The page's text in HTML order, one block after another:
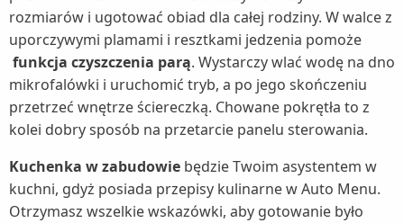
rozmiarów i ugotować obiad dla całej rodziny. W walce z
uporczywymi plamami i resztkami jedzenia pomoże
funkcja czyszczenia parą. Wystarczy wlać wodę na dno
mikrofalówki i uruchomić tryb, a po jego skończeniu
przetrzeć wnętrze ściereczką. Chowane pokrętła to z
kolei dobry sposób na przetarcie panelu sterowania.
Kuchenka w zabudowie będzie Twoim asystentem w
kuchni, gdyż posiada przepisy kulinarne w Auto Menu.
Otrzymasz wszelkie wskazówki, aby gotowanie było